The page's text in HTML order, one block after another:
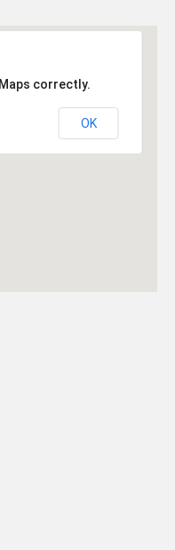
correctly.
OK